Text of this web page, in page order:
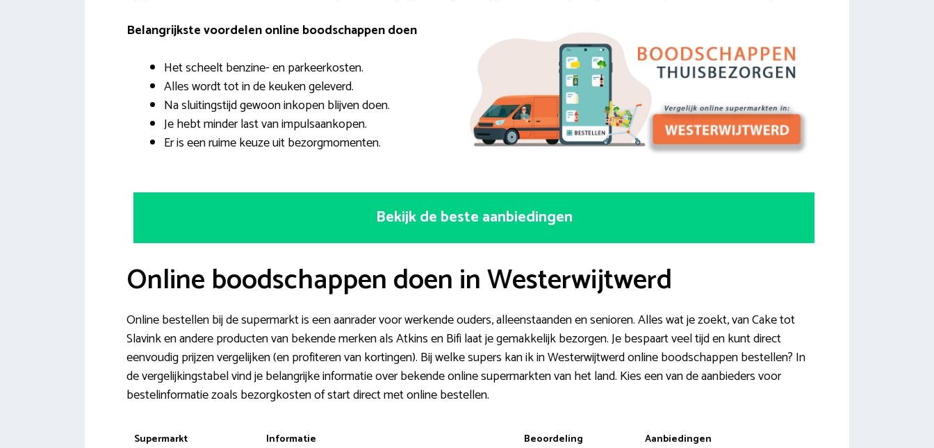
Belangrijkste voordelen online boodschappen doen
Het scheelt benzine- en parkeerkosten.
Alles wordt tot in de keuken geleverd.
Na sluitingstijd gewoon inkopen blijven doen.
Je hebt minder last van impulsaankopen.
Er is een ruime keuze uit bezorgmomenten.
Bekijk de beste aanbiedingen
Online boodschappen doen in Westerwijtwerd
Online bestellen bij de supermarkt is een aanrader voor werkende ouders, alleenstaanden en senioren. Alles wat je zoekt, van Cake tot
Slavink en andere producten van bekende merken als Atkins en Bifi laat je gemakkelijk bezorgen. Je bespaart veel tijd en kunt direct
eenvoudig prijzen vergelijken (en profiteren van kortingen). Bij welke supers kan ik in Westerwijtwerd online boodschappen bestellen? In
de vergelijkingstabel vind je belangrijke informatie over bekende online supermarkten van het land. Kies een van de aanbieders voor
bestelinformatie zoals bezorgkosten of start direct met online bestellen.
Supermarkt Informatie Beoordeling Aanbiedingen